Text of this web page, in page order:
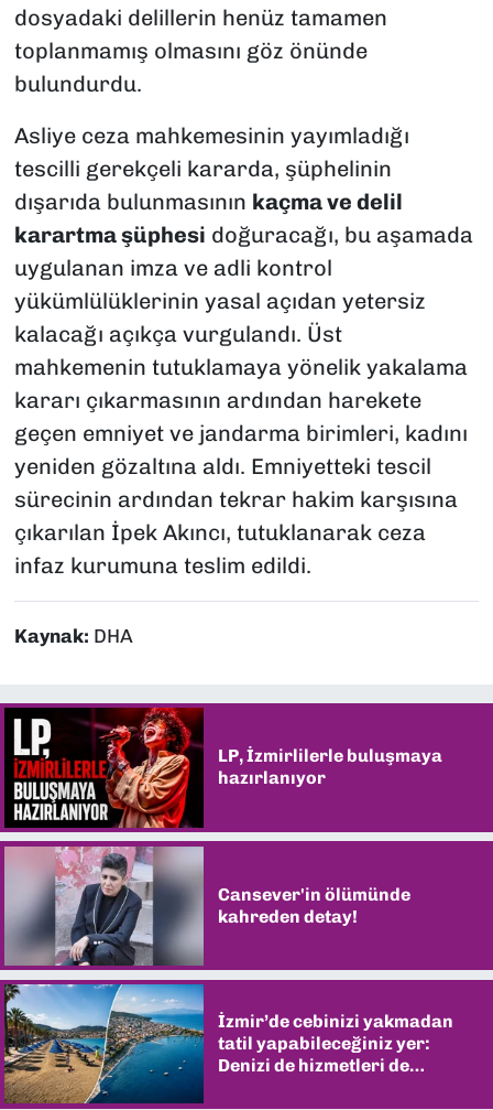
dosyadaki delillerin henüz tamamen
toplanmamış olmasını göz önünde
bulundurdu.
Asliye ceza mahkemesinin yayımladığı
tescilli gerekçeli kararda, şüphelinin
dışarıda bulunmasının kaçma ve delil
karartma şüphesi doğuracağı, bu aşamada
uygulanan imza ve adli kontrol
yükümlülüklerinin yasal açıdan yetersiz
kalacağı açıkça vurgulandı. Üst
mahkemenin tutuklamaya yönelik yakalama
kararı çıkarmasının ardından harekete
geçen emniyet ve jandarma birimleri, kadını
yeniden gözaltına aldı. Emniyetteki tescil
sürecinin ardından tekrar hakim karşısına
çıkarılan İpek Akıncı, tutuklanarak ceza
infaz kurumuna teslim edildi.
Kaynak: DHA
LP, İzmirlilerle buluşmaya
hazırlanıyor
Cansever'in ölümünde
kahreden detay!
İzmir’de cebinizi yakmadan
tatil yapabileceğiniz yer:
Denizi de hizmetleri de